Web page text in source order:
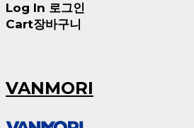
Log In 로그인
Cart장바구니
VANMORI